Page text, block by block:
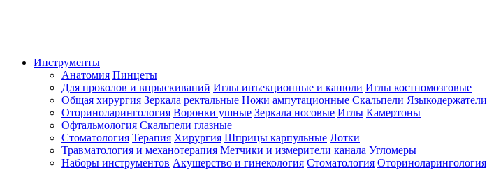
Инструменты
Анатомия Пинцеты
Для проколов и впрыскиваний Иглы инъекционные и канюли Иглы костномозговые
Общая хирургия Зеркала ректальные Ножи ампутационные Скальпели Языкодержатели
Оториноларингология Воронки ушные Зеркала носовые Иглы Камертоны
Офтальмология Скальпели глазные
Стоматология Терапия Хирургия Шприцы карпульные Лотки
Травматология и механотерапия Метчики и измерители канала Угломеры
Наборы инструментов Акушерство и гинекология Стоматология Оториноларингология